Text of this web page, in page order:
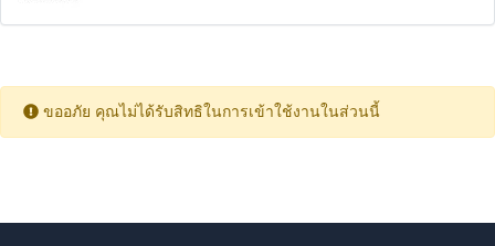
ขออภัย คุณไม่ได้รับสิทธิในการเข้าใช้งานในส่วนนี้